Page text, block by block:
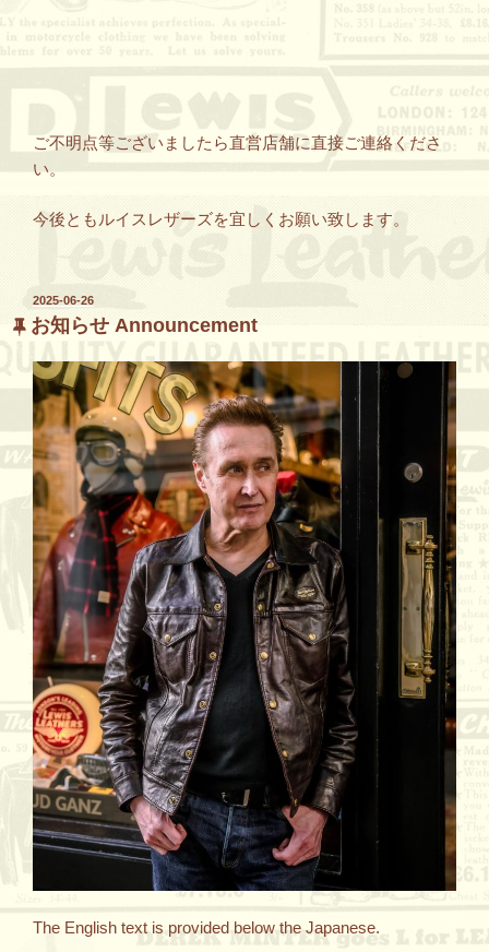
ご不明点等ございましたら直営店舗に直接ご連絡くださ
い。
今後ともルイスレザーズを宜しくお願い致します。
投
稿
日:
2025-06-26
お知らせ Announcement
The English text is provided below the Japanese.